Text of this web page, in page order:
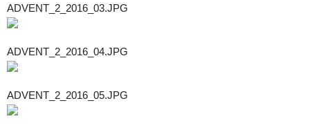
ADVENT_2_2016_03.JPG
ADVENT_2_2016_04.JPG
ADVENT_2_2016_05.JPG